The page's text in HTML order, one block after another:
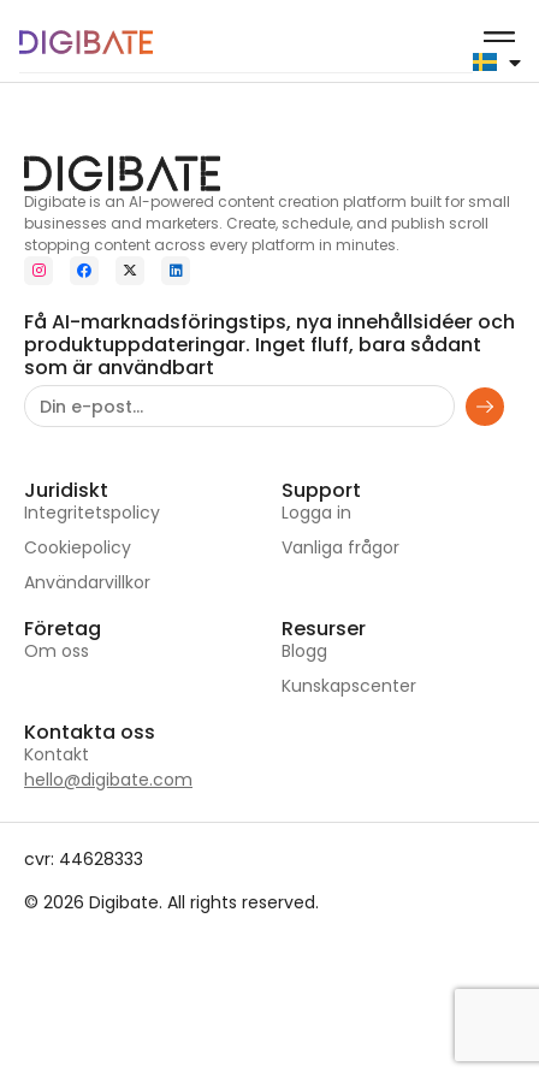
8
Digibate is an AI-powered content creation platform built for small
businesses and marketers. Create, schedule, and publish scroll
stopping content across every platform in minutes.
Få AI-marknadsföringstips, nya innehållsidéer och
produktuppdateringar. Inget fluff, bara sådant
som är användbart
Juridiskt
Integritetspolicy
Cookiepolicy
Användarvillkor
Support
Logga in
Vanliga frågor
Företag
Om oss
Resurser
Blogg
Kunskapscenter
Kontakta oss
Kontakt
hello@digibate.com
cvr: 44628333
© 2026 Digibate. All rights reserved.